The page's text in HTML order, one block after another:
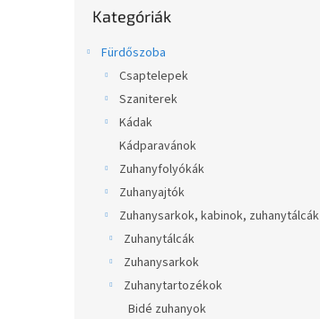
átugrása
Kategóriák
Fürdőszoba
Csaptelepek
Szaniterek
Kádak
Kádparavánok
Zuhanyfolyókák
Zuhanyajtók
Zuhanysarkok, kabinok, zuhanytálcák
Zuhanytálcák
Zuhanysarkok
Zuhanytartozékok
Bidé zuhanyok